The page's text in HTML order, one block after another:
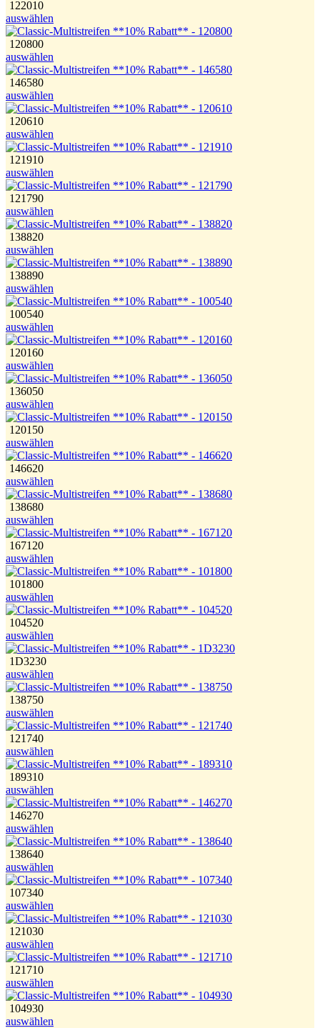
122010
auswählen
120800
auswählen
146580
auswählen
120610
auswählen
121910
auswählen
121790
auswählen
138820
auswählen
138890
auswählen
100540
auswählen
120160
auswählen
136050
auswählen
120150
auswählen
146620
auswählen
138680
auswählen
167120
auswählen
101800
auswählen
104520
auswählen
1D3230
auswählen
138750
auswählen
121740
auswählen
189310
auswählen
146270
auswählen
138640
auswählen
107340
auswählen
121030
auswählen
121710
auswählen
104930
auswählen